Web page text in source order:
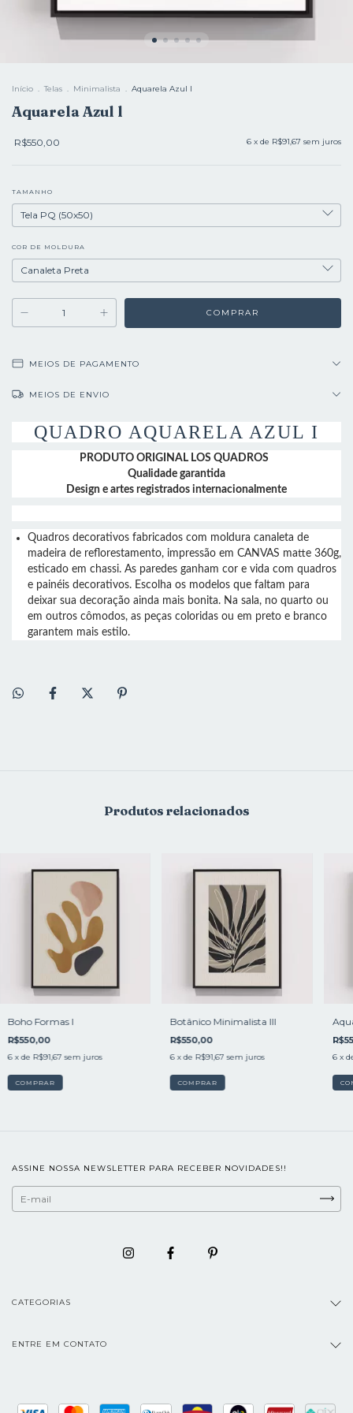
Início . Telas . Minimalista . Aquarela Azul l
Aquarela Azul l
R$550,00 6 x de R$91,67 sem juros
TAMANHO
COR DE MOLDURA
MEIOS DE PAGAMENTO
MEIOS DE ENVIO
QUADRO AQUARELA AZUL I
PRODUTO ORIGINAL LOS QUADROS
Qualidade garantida
Design e artes registrados internacionalmente
Quadros decorativos fabricados com moldura canaleta de
madeira de reflorestamento, impressão em CANVAS matte 360g,
esticado em chassi. As paredes ganham cor e vida com quadros
e painéis decorativos. Escolha os modelos que faltam para
deixar sua decoração ainda mais bonita. Na sala, no quarto ou
em outros cômodos, as peças coloridas ou em preto e branco
garantem mais estilo.
Produtos relacionados
Boho Formas l
R$550,00
6 x de R$91,67 sem juros
COMPRAR
Botânico Minimalista lll
R$550,00
6 x de R$91,67 sem juros
COMPRAR
6 x
ASSINE NOSSA NEWSLETTER PARA RECEBER NOVIDADES!!
CATEGORIAS
ENTRE EM CONTATO